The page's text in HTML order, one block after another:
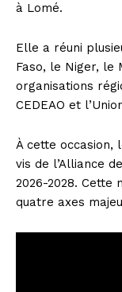
à Lomé.
Elle a réuni
Faso, le Niger, le
organisations
CEDEAO et
À cette occasion,
vis de l’Alliance
2026-2028. Cette
quatre axes